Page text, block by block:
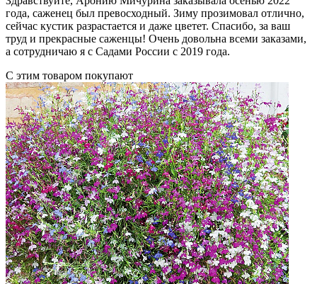
года, саженец был превосходный. Зиму прозимовал отлично,
сейчас кустик разрастается и даже цветет. Спасибо, за ваш
труд и прекрасные саженцы! Очень довольна всеми заказами,
а сотрудничаю я с Садами России с 2019 года.
С этим товаром покупают